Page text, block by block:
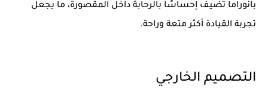
بانوراما تضيف إحساسًا بالرحابة داخل المقصورة، ما يجعل
تجربة القيادة أكثر متعة وراحة.
التصميم الخارجي